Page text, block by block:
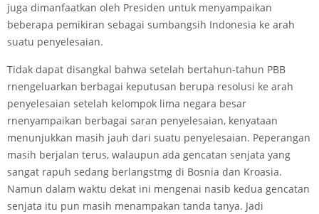
juga dimanfaatkan oleh Presiden untuk menyampaikan
beberapa pemikiran sebagai sumbangsih Indonesia ke arah
suatu penyelesaian.
Tidak dapat disangkal bahwa setelah bertahun-tahun PBB
rnengeluarkan berbagai keputusan berupa resolusi ke arah
penyelesaian setelah kelompok lima negara besar
rnenyampaikan berbagai saran penyelesaian, kenyataan
menunjukkan masih jauh dari suatu penyelesaian. Peperangan
masih berjalan terus, walaupun ada gencatan senjata yang
sangat rapuh sedang berlangstmg di Bosnia dan Kroasia.
Namun dalam waktu dekat ini mengenai nasib kedua gencatan
senjata itu pun masih menampakan tanda tanya. Jadi